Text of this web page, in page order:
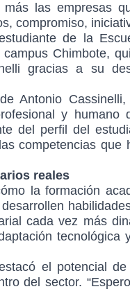
las empresas
compromiso,
de la
Chimbote,
gracias a su
Antonio
y humano
del perfil del
competencias que
reales
la formación
cada vez más
tecnológica
el potencial
del sector.